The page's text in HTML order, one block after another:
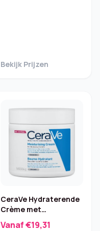
Bekijk Prijzen
CeraVe Hydraterende
Crème met
hyaluronzuur 454 g
Vanaf €19,31